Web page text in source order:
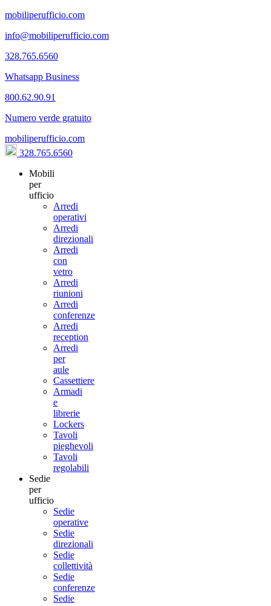
mobiliperufficio.com
info@mobiliperufficio.com
328.765.6560
Whatsapp Business
800.62.90.91
Numero verde gratuito
mobiliperufficio.com
328.765.6560
Mobili
per
ufficio
Arredi
operativi
Arredi
direzionali
Arredi
con
vetro
Arredi
riunioni
Arredi
conferenze
Arredi
reception
Arredi
per
aule
Cassettiere
Armadi
e
librerie
Lockers
Tavoli
pieghevoli
Tavoli
regolabili
Sedie
per
ufficio
Sedie
operative
Sedie
direzionali
Sedie
collettività
Sedie
conferenze
Sedie